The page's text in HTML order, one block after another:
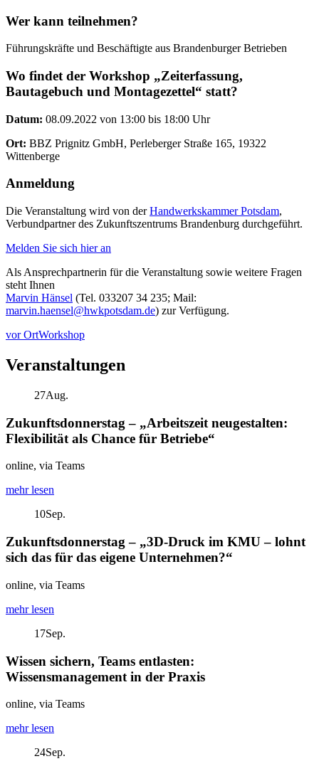
Wer kann teilnehmen?
Führungskräfte und Beschäftigte aus Brandenburger Betrieben
Wo findet der Workshop „Zeiterfassung,
Bautagebuch und Montagezettel“ statt?
Datum: 08.09.2022 von 13:00 bis 18:00 Uhr
Ort: BBZ Prignitz GmbH, Perleberger Straße 165, 19322
Wittenberge
Anmeldung
Die Veranstaltung wird von derHandwerkskammer Potsdam,
Verbundpartner des Zukunftszentrums Brandenburg durchgeführt.
Melden Sie sich hier an
Als Ansprechpartnerin für die Veranstaltung sowie weitere Fragen
steht Ihnen
Marvin Hänsel (Tel. 033207 34 235; Mail:
marvin.haensel@hwkpotsdam.de) zur Verfügung.
vor OrtWorkshop
Veranstaltungen
27Aug.
Zukunftsdonnerstag – „Arbeitszeit neugestalten:
Flexibilität als Chance für Betriebe“
online, via Teams
mehr lesen
10Sep.
Zukunftsdonnerstag – „3D-Druck im KMU – lohnt
sich das für das eigene Unternehmen?“
online, via Teams
mehr lesen
17Sep.
Wissen sichern, Teams entlasten:
Wissensmanagement in der Praxis
online, via Teams
mehr lesen
24Sep.